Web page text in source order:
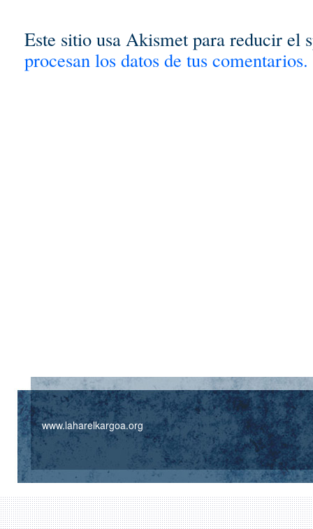
Este sitio usa Akismet para reducir el
procesan los datos de tus comentarios.
www.laharelkargoa.org